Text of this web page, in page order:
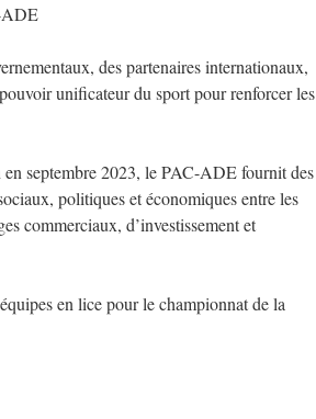
ADE
des partenaires internationaux,
unificateur du sport pour renforcer les
septembre 2023, le PAC-ADE fournit des
politiques et économiques entre les
commerciaux, d’investissement et
en lice pour le championnat de la